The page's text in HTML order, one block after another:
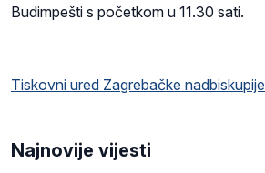
Budimpešti s početkom u 11.30 sati.
Tiskovni ured Zagrebačke nadbiskupije
Najnovije vijesti